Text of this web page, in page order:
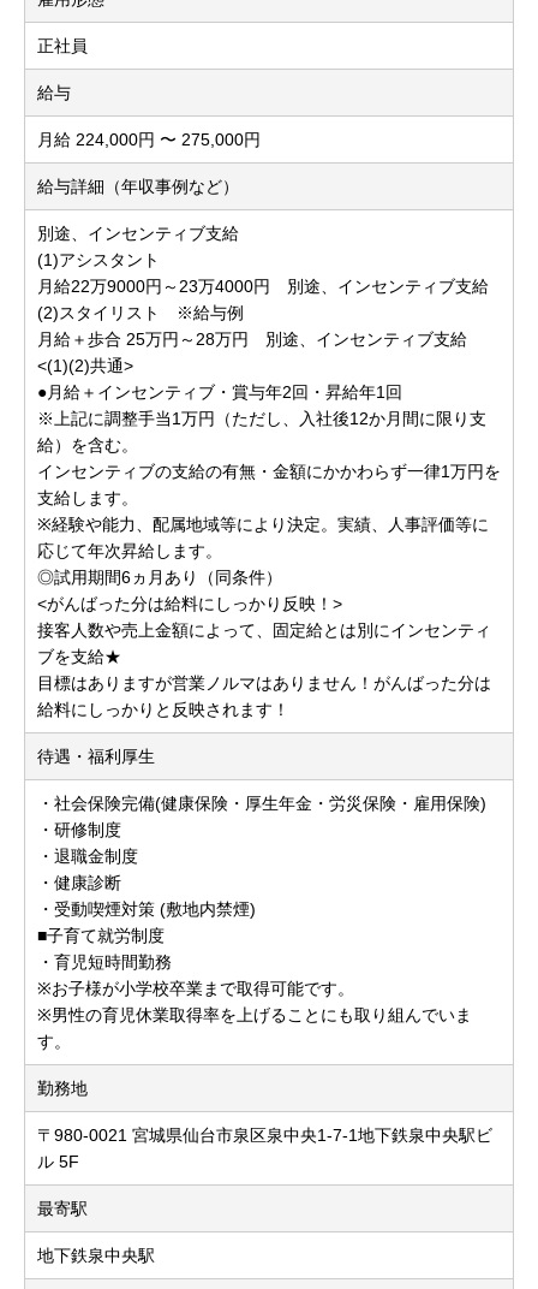
正社員
給与
月給 224,000円 〜 275,000円
給与詳細（年収事例など）
別途、インセンティブ支給
(1)アシスタント
月給22万9000円～23万4000円 別途、インセンティブ支給
(2)スタイリスト ※給与例
月給＋歩合 25万円～28万円 別途、インセンティブ支給
<(1)(2)共通>
●月給＋インセンティブ・賞与年2回・昇給年1回
※上記に調整手当1万円（ただし、入社後12か月間に限り支
給）を含む。
インセンティブの支給の有無・金額にかかわらず一律1万円を
支給します。
※経験や能力、配属地域等により決定。実績、人事評価等に
応じて年次昇給します。
◎試用期間6ヵ月あり（同条件）
<がんばった分は給料にしっかり反映！>
接客人数や売上金額によって、固定給とは別にインセンティ
ブを支給★
目標はありますが営業ノルマはありません！がんばった分は
給料にしっかりと反映されます！
待遇・福利厚生
・社会保険完備(健康保険・厚生年金・労災保険・雇用保険)
・研修制度
・退職金制度
・健康診断
・受動喫煙対策 (敷地内禁煙)
■子育て就労制度
・育児短時間勤務
※お子様が小学校卒業まで取得可能です。
※男性の育児休業取得率を上げることにも取り組んでいま
す。
勤務地
〒980-0021 宮城県仙台市泉区泉中央1-7-1地下鉄泉中央駅ビ
ル 5F
最寄駅
地下鉄泉中央駅